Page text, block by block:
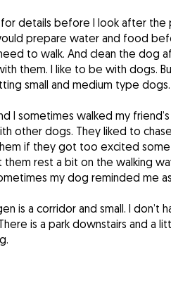
details before I look after
prepare water and food
to walk. And clean the dog
them. I like to be with dogs.
small and medium type dogs.
I sometimes walked my
other dogs. They liked to
if they got too excited
rest a bit on the walking
my dog reminded me
is a corridor and small. I don’t
is a park downstairs and a